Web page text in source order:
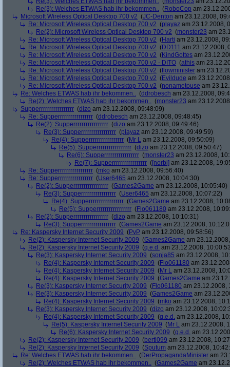
Re(3): Welches ETWAS hab ihr bekommen.. (RoboCop am
Microsoft Wireless Optical Desktop 700 v2 (JC-Denton am 23.12.2008,
Re: Microsoft Wireless Optical Desktop 700 v2 (playaz am 23.12.2008,
Re(2): Microsoft Wireless Optical Desktop 700 v2 (monster23 am
Re: Microsoft Wireless Optical Desktop 700 v2 (Harti am 23.12.2008,
Re: Microsoft Wireless Optical Desktop 700 v2 (DD111 am 23.12.2008,
Re: Microsoft Wireless Optical Desktop 700 v2 (KindGottes am
Re: Microsoft Wireless Optical Desktop 700 v2 - DITO (athis am
Re: Microsoft Wireless Optical Desktop 700 v2 (flowminister am
Re: Microsoft Wireless Optical Desktop 700 v2 (Evildude am
Re: Microsoft Wireless Optical Desktop 700 v2 (nonametouse am
Re: Welches ETWAS hab ihr bekommen.. (ddrobesch am 23.12.2008,
Re(2): Welches ETWAS hab ihr bekommen.. (monster23 am
Supperrrrrrrrrrrrrrrrr (dizo am 23.12.2008, 09:48:09)
Re: Supperrrrrrrrrrrrrrrrr (ddrobesch am 23.12.2008, 09:48:45)
Re(2): Supperrrrrrrrrrrrrrrrr (dizo am 23.12.2008, 09:49:46)
Re(3): Supperrrrrrrrrrrrrrrrr (playaz am 23.12.2008, 09:49:59)
Re(4): Supperrrrrrrrrrrrrrrrr (Mr L am 23.12.2008, 09:50:09)
Re(5): Supperrrrrrrrrrrrrrrrr (dizo am 23.12.2008, 09:50:47)
Re(6): Supperrrrrrrrrrrrrrrrr (monster23 am 23.12.2008,
Re(7): Supperrrrrrrrrrrrrrrrr ([norbi] am 23.12.2008,
Re: Supperrrrrrrrrrrrrrrrr (mko am 23.12.2008, 09:56:40)
Re: Supperrrrrrrrrrrrrrrrr (User6465 am 23.12.2008, 10:04:30)
Re(2): Supperrrrrrrrrrrrrrrrr (Games2Game am 23.12.2008, 10:05:40)
Re(3): Supperrrrrrrrrrrrrrrrr (User6465 am 23.12.2008, 10:07:22)
Re(4): Supperrrrrrrrrrrrrrrrr (Games2Game am 23.12.2008,
Re(5): Supperrrrrrrrrrrrrrrrr (Flo061180 am 23.12.2008,
Re(2): Supperrrrrrrrrrrrrrrrr (dizo am 23.12.2008, 10:10:31)
Re(3): Supperrrrrrrrrrrrrrrrr (Games2Game am 23.12.2008,
Re: Kaspersky Internet Security 2009 (PvP am 23.12.2008, 09:58:56)
Re(2): Kaspersky Internet Security 2009 (Games2Game am
Re(2): Kaspersky Internet Security 2009 (q.e.d. am 23.12.2008,
Re(3): Kaspersky Internet Security 2009 (sonja85 am 23.12.2008,
Re(4): Kaspersky Internet Security 2009 (Flo061180 am
Re(4): Kaspersky Internet Security 2009 (Mr L am 23.12.2008,
Re(4): Kaspersky Internet Security 2009 (Games2Game am
Re(3): Kaspersky Internet Security 2009 (Flo061180 am 23.12.2008,
Re(3): Kaspersky Internet Security 2009 (Games2Game am
Re(4): Kaspersky Internet Security 2009 (mko am 23.12.2008,
Re(3): Kaspersky Internet Security 2009 (dizo am 23.12.2008,
Re(4): Kaspersky Internet Security 2009 (q.e.d. am 23.12.2008,
Re(5): Kaspersky Internet Security 2009 (Mr L am 23.12.2008,
Re(6): Kaspersky Internet Security 2009 (q.e.d. am
Re(2): Kaspersky Internet Security 2009 (bertl099 am 23.12.2008,
Re(2): Kaspersky Internet Security 2009 (Sputum am 23.12.2008,
Re: Welches ETWAS hab ihr bekommen.. (DerPropagandaMinister am
Re(2): Welches ETWAS hab ihr bekommen.. (Games2Game am